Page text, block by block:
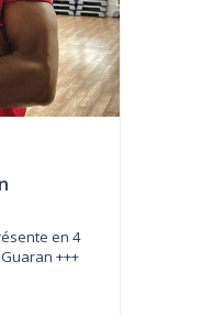
en 4
+++